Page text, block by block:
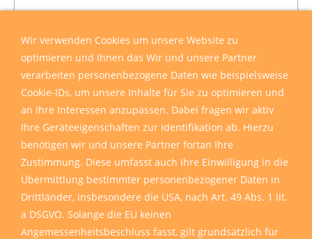
Wir verwenden Cookies um unsere Website zu
optimieren und Ihnen das Wir und unsere Partner
verarbeiten personenbezogene Daten wie beispielsweise
Cookie-IDs, um unsere Inhalte für Sie zu optimieren und
an Ihre Interessen anzupassen. Dabei fragen wir aktiv
Ihre Geräteeigenschaften zur Identifikation ab. Hierzu
benötigen wir und unsere Partner fortan Ihre
Zustimmung. Diese umfasst auch Ihre Einwilligung in die
Übermittlung bestimmter personenbezogener Daten in
Drittländer, insbesondere die USA, nach Art. 49 Abs. 1 lit.
a DSGVO. Solange die EU keinen
Angemessenheitsbeschluss fasst, gilt grundsätzlich für